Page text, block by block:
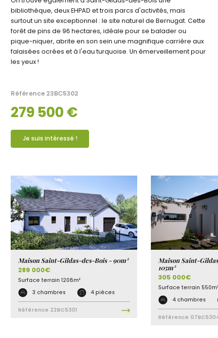
bibliothèque, deux EHPAD et trois parcs d'activités, mais
surtout un site exceptionnel : le site naturel de Bernugat. Cette
forêt de pins de 96 hectares, idéale pour se balader ou
pique-niquer, abrite en son sein une magnifique carrière aux
falaisées ocrées et à l'eau turquoise. Un émerveillement pour
les yeux !
279 500 €
Référence 23BC5302
Je suis intéressé !
Maison Saint-Gildas-des-Bois - 90m²
289 000€
Surface terrain 1208m²
3 chambres
4 pièces
Référence 22BC5301
Maison Saint-
105m²
305 000€
Surface terrain 550m²
4 chambres
Référence